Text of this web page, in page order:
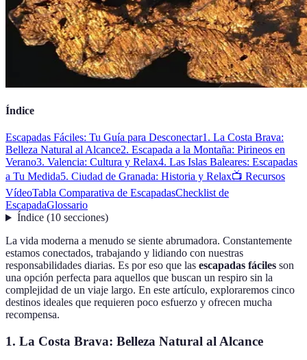
Índice
Escapadas Fáciles: Tu Guía para Desconectar1. La Costa Brava:
Belleza Natural al Alcance2. Escapada a la Montaña: Pirineos en
Verano3. Valencia: Cultura y Relax4. Las Islas Baleares: Escapadas
a Tu Medida5. Ciudad de Granada: Historia y Relax📺 Recursos
VídeoTabla Comparativa de EscapadasChecklist de
EscapadaGlossario
Índice(10 secciones)
La vida moderna a menudo se siente abrumadora. Constantemente
estamos conectados, trabajando y lidiando con nuestras
responsabilidades diarias. Es por eso que las escapadas fáciles son
una opción perfecta para aquellos que buscan un respiro sin la
complejidad de un viaje largo. En este artículo, exploraremos cinco
destinos ideales que requieren poco esfuerzo y ofrecen mucha
recompensa.
1. La Costa Brava: Belleza Natural al Alcance